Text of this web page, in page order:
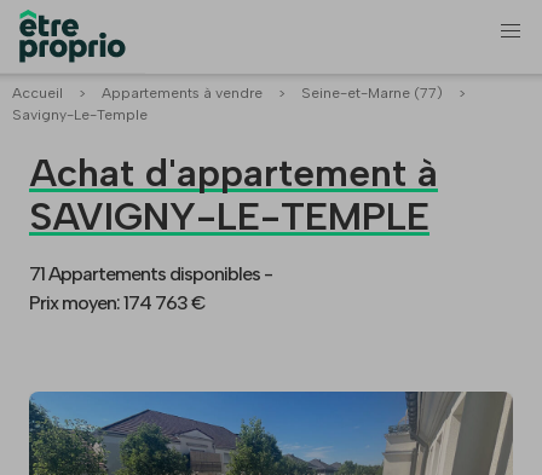
Accueil > Appartements à vendre > Seine-et-Marne (77)
>
Savigny-Le-Temple
Achat d'appartement à
SAVIGNY-LE-TEMPLE
71 Appartements disponibles -
Prix moyen: 174 763 €